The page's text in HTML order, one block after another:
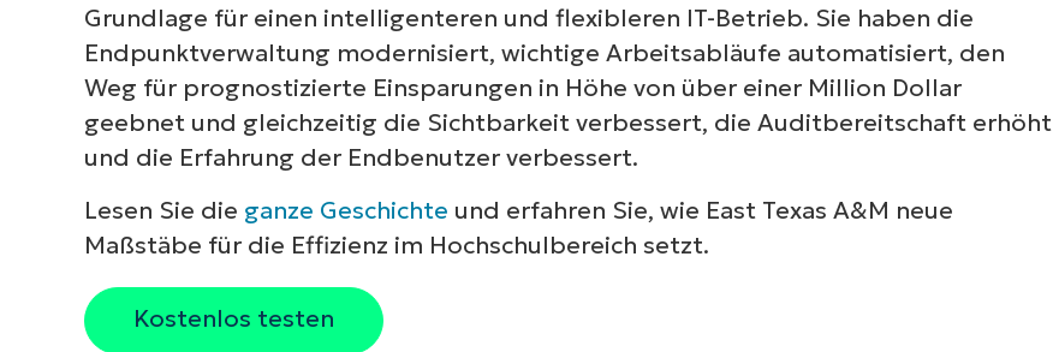
Grundlage für einen intelligenteren und flexibleren IT-Betrieb. Sie haben die
Endpunktverwaltung modernisiert, wichtige Arbeitsabläufe automatisiert, den
Weg für prognostizierte Einsparungen in Höhe von über einer Million Dollar
geebnet und gleichzeitig die Sichtbarkeit verbessert, die Auditbereitschaft erhöht
und die Erfahrung der Endbenutzer verbessert.
Lesen Sie die ganze Geschichte und erfahren Sie, wie East Texas A&M neue
Maßstäbe für die Effizienz im Hochschulbereich setzt.
Kostenlos testen